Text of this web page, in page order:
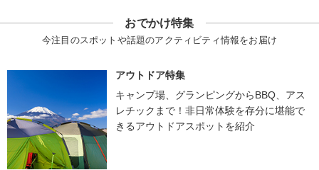
おでかけ特集
今注目のスポットや話題のアクティビティ情報をお届け
アウトドア特集
キャンプ場、グランピングからBBQ、アス
レチックまで！非日常体験を存分に堪能で
きるアウトドアスポットを紹介